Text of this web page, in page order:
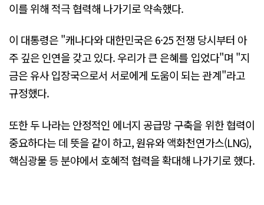
이를 위해 적극 협력해 나가기로 약속했다.
이 대통령은 "캐나다와 대한민국은 6·25 전쟁 당시부터 아
주 깊은 인연을 갖고 있다. 우리가 큰 은혜를 입었다"며 "지
금은 유사 입장국으로서 서로에게 도움이 되는 관계"라고
규정했다.
또한 두 나라는 안정적인 에너지 공급망 구축을 위한 협력이
중요하다는 데 뜻을 같이 하고, 원유와 액화천연가스(LNG),
핵심광물 등 분야에서 호혜적 협력을 확대해 나가기로 했다.